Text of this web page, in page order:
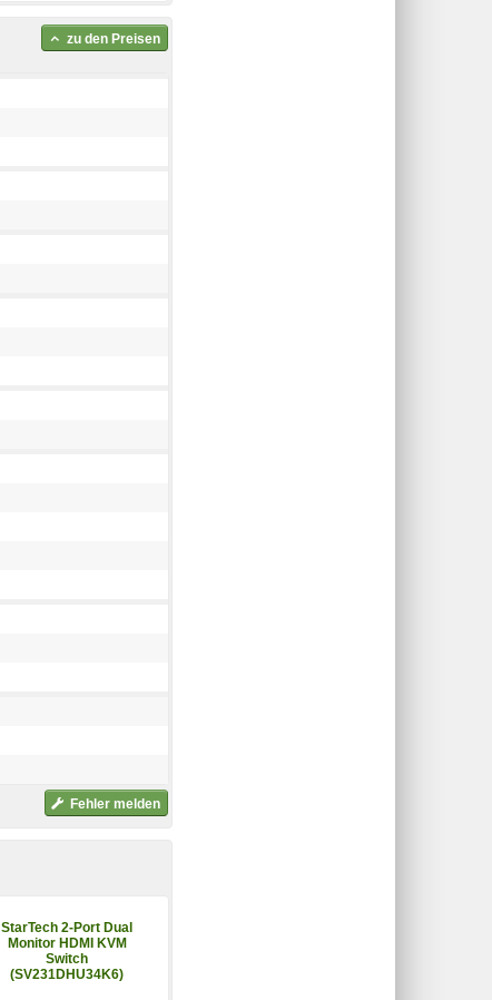
zu den Preisen
Fehler melden
StarTech 2-Port Dual
Monitor HDMI KVM
Switch
(SV231DHU34K6)